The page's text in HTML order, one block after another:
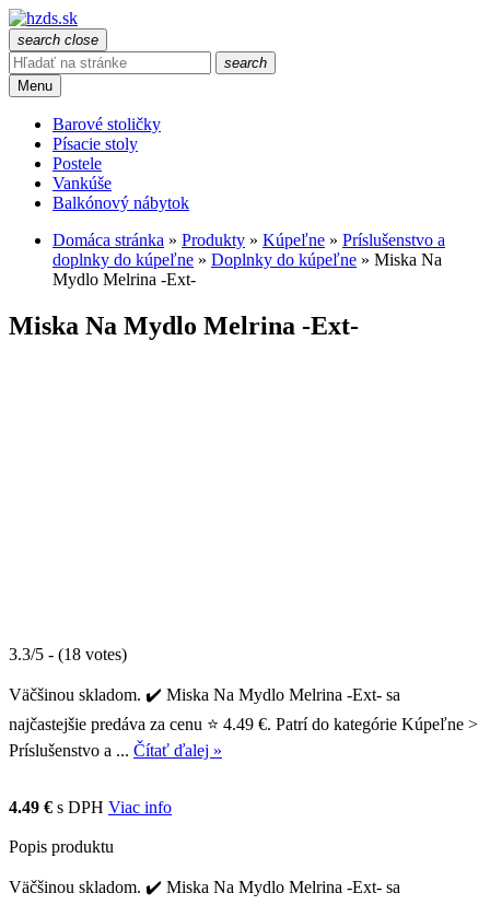
search close
search
Menu
Barové stoličky
Písacie stoly
Postele
Vankúše
Balkónový nábytok
Domáca stránka » Produkty » Kúpeľne » Príslušenstvo a
doplnky do kúpeľne » Doplnky do kúpeľne » Miska Na
Mydlo Melrina -Ext-
Miska Na Mydlo Melrina -Ext-
3.3/5 - (18 votes)
Väčšinou skladom. ✔️ Miska Na Mydlo Melrina -Ext- sa
najčastejšie predáva za cenu ⭐ 4.49 €. Patrí do kategórie Kúpeľne >
Príslušenstvo a ... Čítať ďalej »
4.49 € s DPH Viac info
Popis produktu
Väčšinou skladom. ✔️ Miska Na Mydlo Melrina -Ext- sa